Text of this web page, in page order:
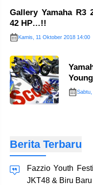
Gallery Yamaha R3
42 HP…!!
Kamis, 11 Oktober 2018 14:00
Berita Terbaru
Fazzio Youth
JKT48 & Biru